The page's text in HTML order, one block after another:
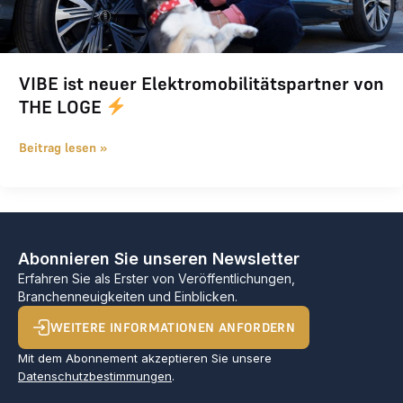
VIBE ist neuer Elektromobilitätspartner von
THE LOGE
Beitrag lesen »
Abonnieren Sie unseren Newsletter
Erfahren Sie als Erster von Veröffentlichungen,
Branchenneuigkeiten und Einblicken.
WEITERE INFORMATIONEN ANFORDERN
Mit dem Abonnement akzeptieren Sie unsere
Datenschutzbestimmungen.